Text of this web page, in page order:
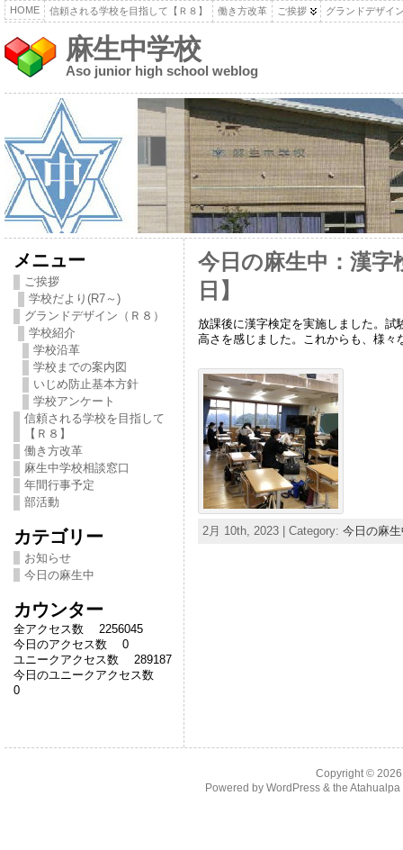
HOME 信頼される学校を目指して【Ｒ８】 働き方改革 ご挨拶 グランドデザイ
麻生中学校
Aso junior high school weblog
メニュー
ご挨拶
学校だより(R7～)
グランドデザイン（Ｒ８）
学校紹介
学校沿革
学校までの案内図
いじめ防止基本方針
学校アンケート
信頼される学校を目指して
【Ｒ８】
働き方改革
麻生中学校相談窓口
年間行事予定
部活動
カテゴリー
お知らせ
今日の麻生中
カウンター
全アクセス数 2256045
今日のアクセス数 0
ユニークアクセス数 289187
今日のユニークアクセス数
0
今日の麻生中：漢字
日】
放課後に漢字検定を実施しました。
高さを感じました。これからも、様
2月 10th, 2023 | Category: 今日の麻
Copyright ©
Powered by WordPress& the Atahualpa